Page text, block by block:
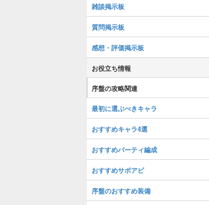
雑談掲示板
質問掲示板
感想・評価掲示板
お役立ち情報
序盤の攻略関連
最初に選ぶべきキャラ
おすすめキャラ4選
おすすめパーティ編成
おすすめサポアビ
序盤のおすすめ装備